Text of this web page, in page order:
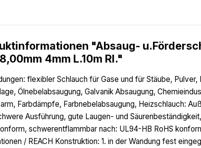
"Absaug-
4mm L.10m Rl."
flexibler Schlauch für Gase und für Stäube,
Ölnebelabsaugung, Galvanik Absaugung,
Farbdämpfe, Farbnebelabsaugung, Heizschlauch:
Ausführung, gute Laugen- und
schwerentflammbar nach: UL94-HB RoHS
/ REACH Konstruktion: 1. in der Wandung fest